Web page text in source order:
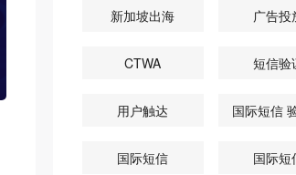
新加坡出海 广告投
CTWA 短信验
用户触达 国际短信
国际短信 国际短